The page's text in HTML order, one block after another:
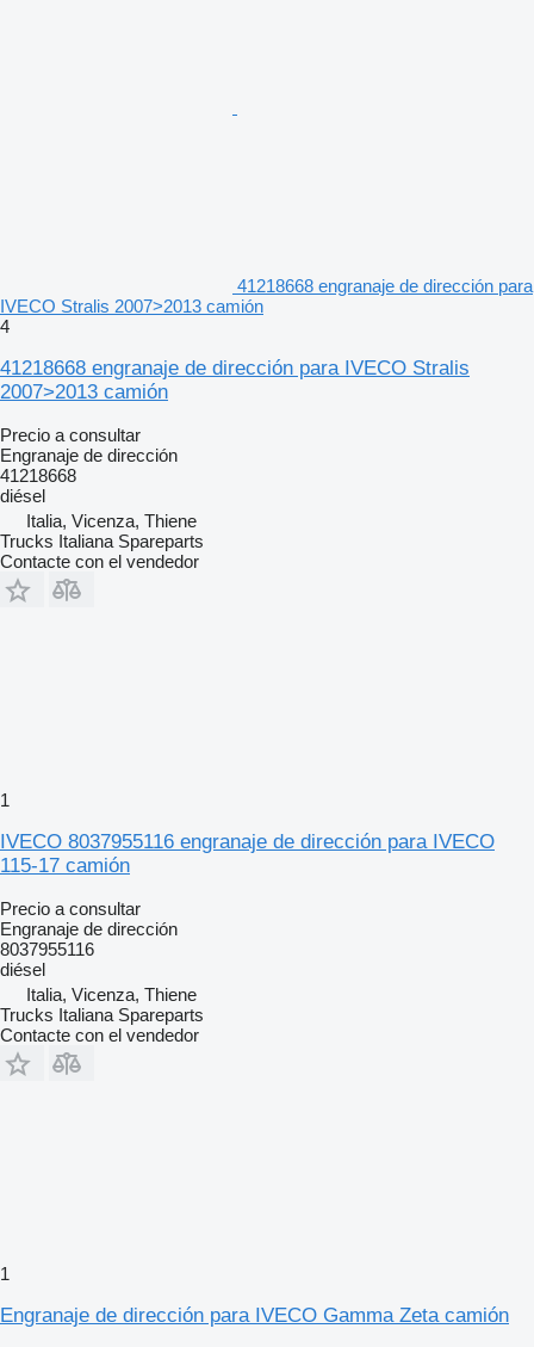
41218668 engranaje de dirección para
IVECO Stralis 2007>2013 camión
4
41218668 engranaje de dirección para IVECO Stralis
2007>2013 camión
Precio a consultar
Engranaje de dirección
41218668
diésel
Italia, Vicenza, Thiene
Trucks Italiana Spareparts
Contacte con el vendedor
1
IVECO 8037955116 engranaje de dirección para IVECO
115-17 camión
Precio a consultar
Engranaje de dirección
8037955116
diésel
Italia, Vicenza, Thiene
Trucks Italiana Spareparts
Contacte con el vendedor
1
Engranaje de dirección para IVECO Gamma Zeta camión